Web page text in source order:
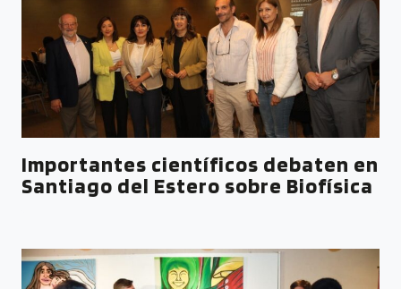
Importantes científicos debaten en
Santiago del Estero sobre Biofísica